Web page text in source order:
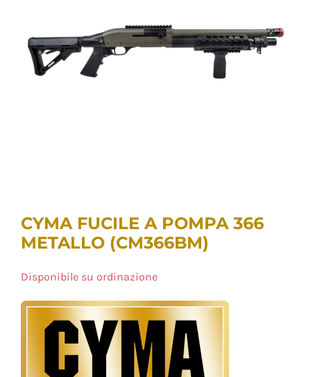
CYMA FUCILE A POMPA 366
METALLO (CM366BM)
Disponibile su ordinazione